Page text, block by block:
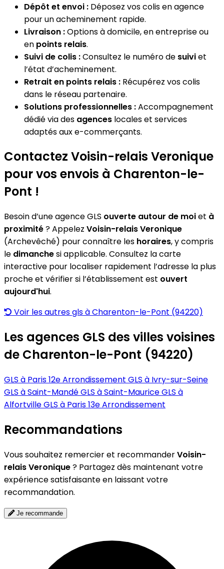
Dépôt et envoi : Déposez vos colis en agence
pour un acheminement rapide.
Livraison :Options à domicile, en entreprise ou
en points relais.
Suivi de colis :Consultez le numéro de suiviet
l’état d’acheminement.
Retrait en points relais : Récupérez vos colis
dans le réseau partenaire.
Solutions professionnelles :Accompagnement
dédié via des agences locales et services
adaptés aux e-commerçants.
Contactez Voisin-relais Veronique
pour vos envois à Charenton-le-
Pont !
Besoin d’une agence GLS ouverte autour de moiet à
proximité? Appelez Voisin-relais Veronique
(Archevêché) pour connaître les horaires, y compris
le dimanchesi applicable. Consultez la carte
interactive pour localiser rapidement l’adresse la plus
proche et vérifier si l’établissement est ouvert
aujourd'hui.
Voir les autres gls à Charenton-le-Pont (94220)
Les agences GLS des villes voisines
de Charenton-le-Pont (94220)
GLS à Paris 12e Arrondissement GLS à Ivry-sur-Seine
GLS à Saint-MandéGLS à Saint-MauriceGLS à
AlfortvilleGLS à Paris 13e Arrondissement
Recommandations
Vous souhaitez remercier et recommanderVoisin-
relais Veronique? Partagez dès maintenant votre
expérience satisfaisante en laissant votre
recommandation.
Je recommande